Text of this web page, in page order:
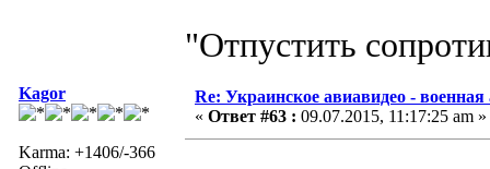
"Отпустить
Kagor
Karma: +1406/-366
Re: Украинское авиавидео -
« Ответ #63 : 09.07.2015, 11:17:25 am »